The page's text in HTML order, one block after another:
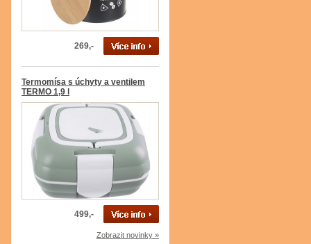
269,-
Termomísa s úchyty a ventilem
TERMO 1,9 l
499,-
Zobrazit novinky »